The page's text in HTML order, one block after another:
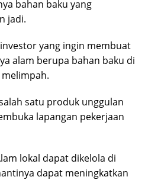
bahan baku yang
jadi.
yang ingin membuat
alam berupa bahan baku di
satu produk unggulan
lapangan pekerjaan
lokal dapat dikelola di
dapat meningkatkan